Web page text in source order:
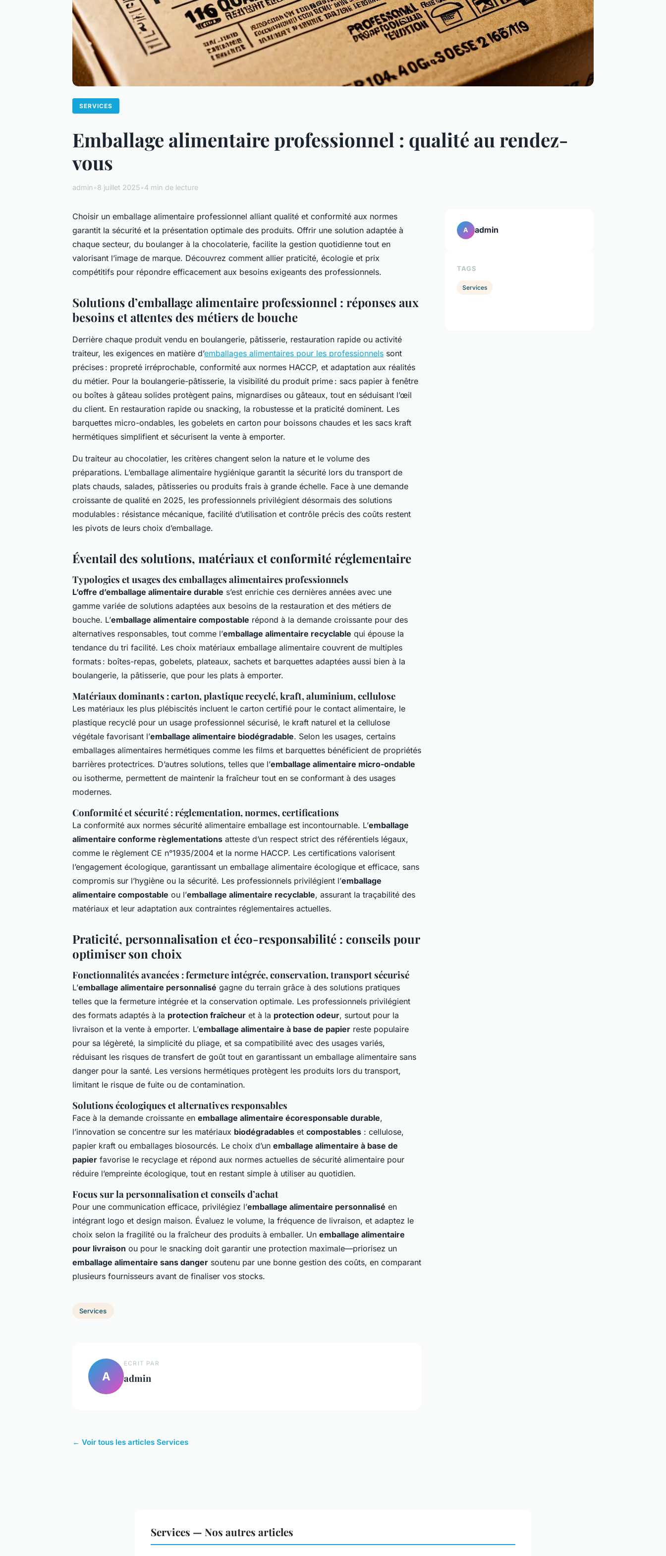
SERVICES
Emballage alimentaire professionnel : qualité au rendez-
vous
admin•8 juillet 2025•4 min de lecture
Choisir un emballage alimentaire professionnel alliant qualité et conformité aux normes
garantit la sécurité et la présentation optimale des produits. Offrir une solution adaptée à
chaque secteur, du boulanger à la chocolaterie, facilite la gestion quotidienne tout en
valorisant l’image de marque. Découvrez comment allier praticité, écologie et prix
compétitifs pour répondre efficacement aux besoins exigeants des professionnels.
Solutions d’emballage alimentaire professionnel : réponses aux
besoins et attentes des métiers de bouche
Derrière chaque produit vendu en boulangerie, pâtisserie, restauration rapide ou activité
traiteur, les exigences en matière d’emballages alimentaires pour les professionnels sont
précises : propreté irréprochable, conformité aux normes HACCP, et adaptation aux réalités
du métier. Pour la boulangerie-pâtisserie, la visibilité du produit prime : sacs papier à fenêtre
ou boîtes à gâteau solides protègent pains, mignardises ou gâteaux, tout en séduisant l’œil
du client. En restauration rapide ou snacking, la robustesse et la praticité dominent. Les
barquettes micro-ondables, les gobelets en carton pour boissons chaudes et les sacs kraft
hermétiques simplifient et sécurisent la vente à emporter.
Du traiteur au chocolatier, les critères changent selon la nature et le volume des
préparations. L’emballage alimentaire hygiénique garantit la sécurité lors du transport de
plats chauds, salades, pâtisseries ou produits frais à grande échelle. Face à une demande
croissante de qualité en 2025, les professionnels privilégient désormais des solutions
modulables : résistance mécanique, facilité d’utilisation et contrôle précis des coûts restent
les pivots de leurs choix d’emballage.
Éventail des solutions, matériaux et conformité réglementaire
Typologies et usages des emballages alimentaires professionnels
L’offre d’emballage alimentaire durable s’est enrichie ces dernières années avec une
gamme variée de solutions adaptées aux besoins de la restauration et des métiers de
bouche. L’emballage alimentaire compostable répond à la demande croissante pour des
alternatives responsables, tout comme l’emballage alimentaire recyclable qui épouse la
tendance du tri facilité. Les choix matériaux emballage alimentaire couvrent de multiples
formats : boîtes-repas, gobelets, plateaux, sachets et barquettes adaptées aussi bien à la
boulangerie, la pâtisserie, que pour les plats à emporter.
Matériaux dominants : carton, plastique recyclé, kraft, aluminium, cellulose
Les matériaux les plus plébiscités incluent le carton certifié pour le contact alimentaire, le
plastique recyclé pour un usage professionnel sécurisé, le kraft naturel et la cellulose
végétale favorisant l’emballage alimentaire biodégradable. Selon les usages, certains
emballages alimentaires hermétiques comme les films et barquettes bénéficient de propriétés
barrières protectrices. D’autres solutions, telles que l’emballage alimentaire micro-ondable
ou isotherme, permettent de maintenir la fraîcheur tout en se conformant à des usages
modernes.
Conformité et sécurité : réglementation, normes, certifications
La conformité aux normes sécurité alimentaire emballage est incontournable. L’emballage
alimentaire conforme règlementations atteste d’un respect strict des référentiels légaux,
comme le règlement CE n°1935/2004 et la norme HACCP. Les certifications valorisent
l’engagement écologique, garantissant un emballage alimentaire écologique et efficace, sans
compromis sur l’hygiène ou la sécurité. Les professionnels privilégient l’emballage
alimentaire compostable ou l’emballage alimentaire recyclable, assurant la traçabilité des
matériaux et leur adaptation aux contraintes réglementaires actuelles.
Praticité, personnalisation et éco-responsabilité : conseils pour
optimiser son choix
Fonctionnalités avancées : fermeture intégrée, conservation, transport sécurisé
L’emballage alimentaire personnalisé gagne du terrain grâce à des solutions pratiques
telles que la fermeture intégrée et la conservation optimale. Les professionnels privilégient
des formats adaptés à la protection fraîcheur et à la protection odeur, surtout pour la
livraison et la vente à emporter. L’emballage alimentaire à base de papier reste populaire
pour sa légèreté, la simplicité du pliage, et sa compatibilité avec des usages variés,
réduisant les risques de transfert de goût tout en garantissant un emballage alimentaire sans
danger pour la santé. Les versions hermétiques protègent les produits lors du transport,
limitant le risque de fuite ou de contamination.
Solutions écologiques et alternatives responsables
Face à la demande croissante en emballage alimentaire écoresponsable durable,
l’innovation se concentre sur les matériaux biodégradables et compostables : cellulose,
papier kraft ou emballages biosourcés. Le choix d’un emballage alimentaire à base de
papier favorise le recyclage et répond aux normes actuelles de sécurité alimentaire pour
réduire l’empreinte écologique, tout en restant simple à utiliser au quotidien.
Focus sur la personnalisation et conseils d’achat
Pour une communication efficace, privilégiez l’emballage alimentaire personnalisé en
intégrant logo et design maison. Évaluez le volume, la fréquence de livraison, et adaptez le
choix selon la fragilité ou la fraîcheur des produits à emballer. Un emballage alimentaire
pour livraison ou pour le snacking doit garantir une protection maximale—priorisez un
emballage alimentaire sans danger soutenu par une bonne gestion des coûts, en comparant
plusieurs fournisseurs avant de finaliser vos stocks.
Services
A
ECRIT PAR
admin
← Voir tous les articles Services
A admin
TAGS
Services
Services — Nos autres articles